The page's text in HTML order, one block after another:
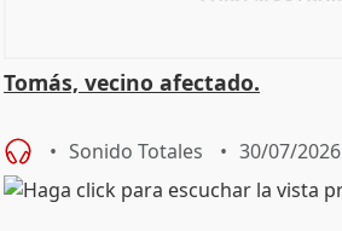
Tomás, vecino afectado.
Sonido Totales 30/07/2026